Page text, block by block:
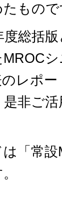
もの
総括
MROC
レポ
是非ご
「常設